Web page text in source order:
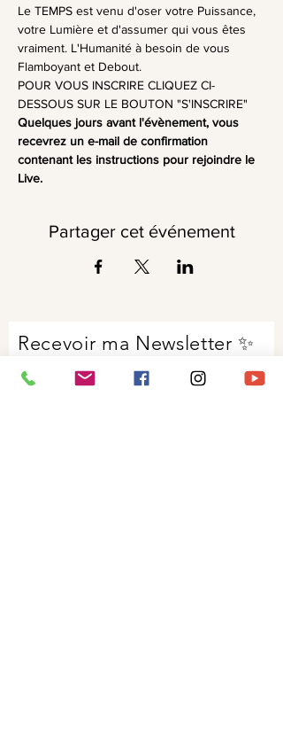
Le TEMPS est venu d'oser votre Puissance,
votre Lumière et d'assumer qui vous êtes
vraiment. L'Humanité à besoin de vous
Flamboyant et Debout.
POUR VOUS INSCRIRE CLIQUEZ CI-
DESSOUS SUR LE BOUTON "S'INSCRIRE"
Quelques jours avant l'évènement, vous
recevrez un e-mail de confirmation
contenant les instructions pour rejoindre le
Live.
Partager cet événement
Recevoir ma Newsletter ✨
Je me glisse dans votre boîte mail